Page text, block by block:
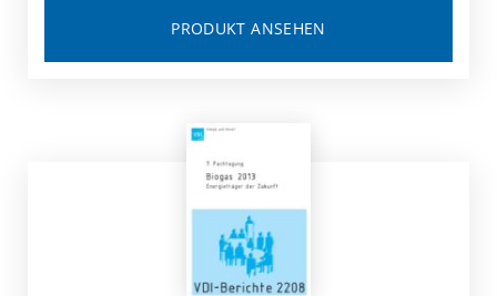
PRODUKT ANSEHEN